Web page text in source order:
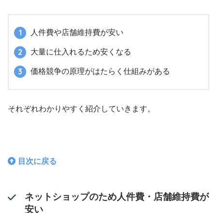
人件費や店舗維持費が安い
大量に仕入れるため安くなる
価格競争の原理がはたらく仕組みがある
それぞれわかりやすく紹介していきます。
目次に戻る
ネットショップのため人件費・店舗維持費が
安い